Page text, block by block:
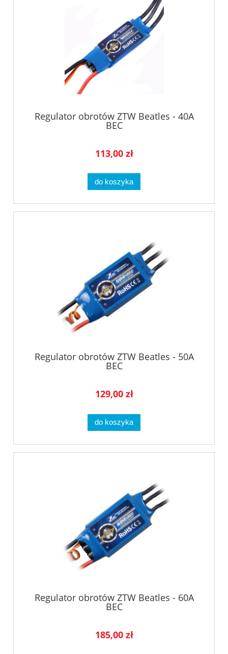
Regulator obrotów ZTW Beatles - 40A
BEC
113,00 zł
do koszyka
Regulator obrotów ZTW Beatles - 50A
BEC
129,00 zł
do koszyka
Regulator obrotów ZTW Beatles - 60A
BEC
185,00 zł